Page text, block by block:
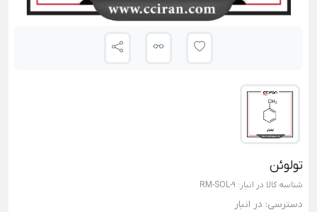
تولوئن
شناسه کالا در انبار: RM-SOL-9
دسترسی: در انبار